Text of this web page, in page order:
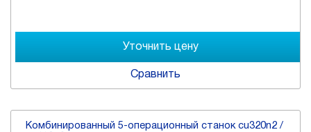
Сравнить
Комбинированный 5-операционный станок cu320n2 /